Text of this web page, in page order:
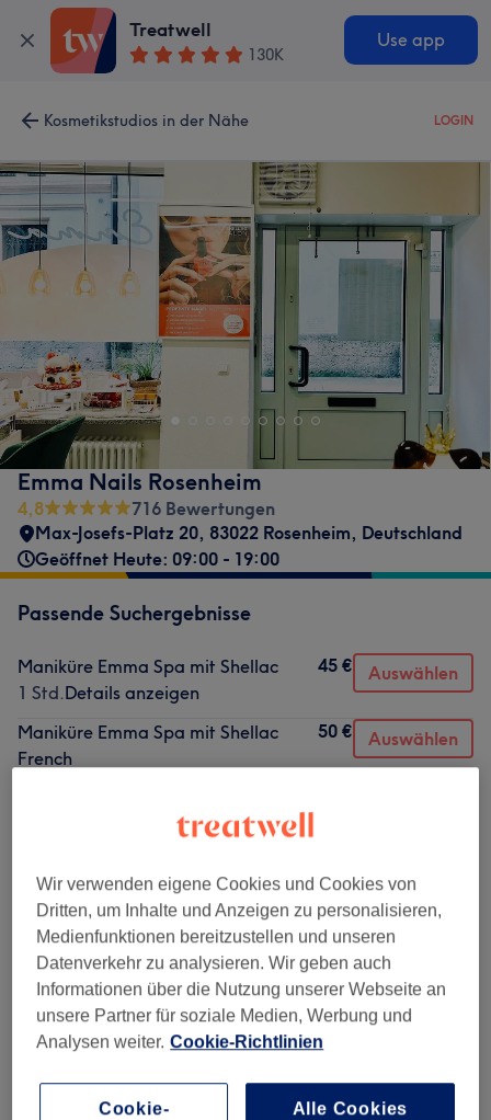
Treatwell
130K
Use app
Kosmetikstudios in der Nähe LOGIN
Emma Nails Rosenheim
4,8
716 Bewertungen
Max-Josefs-Platz 20, 83022 Rosenheim, Deutschland
Geöffnet Heute: 09:00 - 19:00
Passende Suchergebnisse
Maniküre Emma Spa mit Shellac
1 Std.Details anzeigen
45 € Auswählen
Maniküre Emma Spa mit Shellac
French
50 € Auswählen
Alle Services
Maniküre & Nagelverlängerungen (20 ) ab 25 €
Pediküre (9) ab 40 €
Salonbewertungen
Wir verwenden eigene Cookies und Cookies von
Dritten, um Inhalte und Anzeigen zu personalisieren,
Medienfunktionen bereitzustellen und unseren
Datenverkehr zu analysieren. Wir geben auch
Informationen über die Nutzung unserer Webseite an
unsere Partner für soziale Medien, Werbung und
Analysen weiter. Cookie-Richtlinien
Cookie-
Alle Cookies